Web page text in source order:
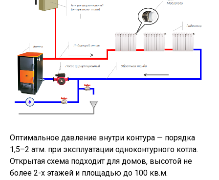
Оптимальное давление внутри контура — порядка
1,5–2 атм. при эксплуатации одноконтурного котла.
Открытая схема подходит для домов, высотой не
более 2-х этажей и площадью до 100 кв.м.